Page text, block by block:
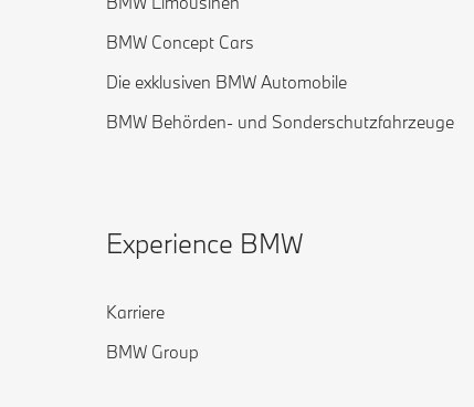
BMW Concept Cars
Die exklusiven BMW Automobile
BMW Behörden- und Sonderschutzfahrzeuge
Experience BMW
Karriere
BMW Group